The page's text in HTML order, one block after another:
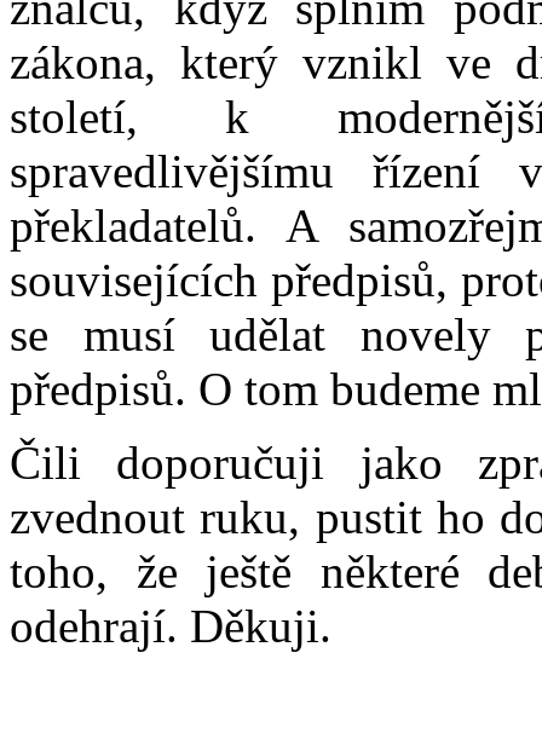
zákona, který vznikl ve
století, k
spravedlivějšímu řízení
překladatelů. A
souvisejících předpisů,
se musí udělat novely
předpisů. O tom budeme
Čili doporučuji jako
zvednout ruku, pustit ho
toho, že ještě některé
odehrají. Děkuji.